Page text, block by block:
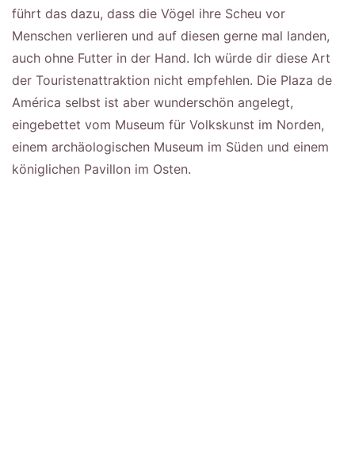
führt das dazu, dass die Vögel ihre Scheu vor
Menschen verlieren und auf diesen gerne mal landen,
auch ohne Futter in der Hand. Ich würde dir diese Art
der Touristenattraktion nicht empfehlen. Die Plaza de
América selbst ist aber wunderschön angelegt,
eingebettet vom Museum für Volkskunst im Norden,
einem archäologischen Museum im Süden und einem
königlichen Pavillon im Osten.